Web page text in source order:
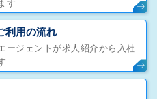
す
利用の流れ
ージェントが求人紹介から入社